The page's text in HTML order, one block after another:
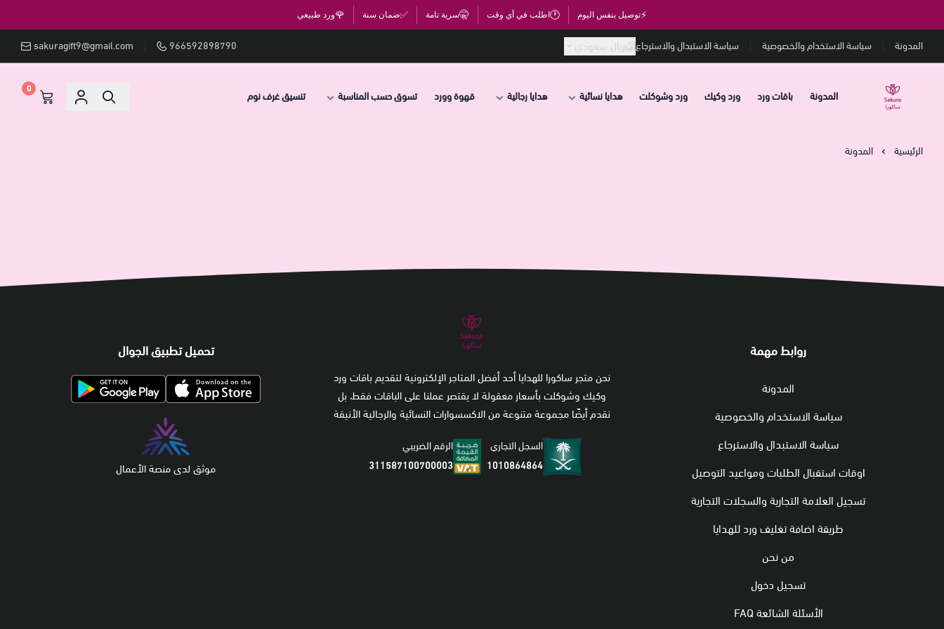
⚡توصيل بنفس اليوم 🕐 اطلب في أي وقت 🤫سرية تامة ✅ضمان سنة 🌹ورد طبيعي
المدونة سياسة الاستخدام والخصوصية سياسة الاستبدال والاسترجاع ريال سعودي 966592898790
sakuragift9@gmail.com
متجر ساكورا المدونة باقات ورد ورد وكيك ورد وشوكلت هدايا نسائية هدايا رجالية قهوة وورد تسوق حسب المناسبة تنسيق غرف نوم
0
الرئيسية المدونة
روابط مهمة
المدونة
سياسة الاستخدام والخصوصية
سياسة الاستبدال والاسترجاع
اوقات استقبال الطلبات ومواعيد التوصيل
تسجيل العلامة التجارية والسجلات التجارية
طريقة اضافة تغليف ورد للهدايا
من نحن
تسجيل دخول
الأسئلة الشائعة FAQ
نحن متجر ساكورا للهدايا أحد أفضل المتاجر الإلكترونية لتقديم باقات ورد
وكيك وشوكلت بأسعار معقولة لا يقتصر عملنا على الباقات فقط، بل
نقدم أيضًا مجموعة متنوعة من الاكسسوارات النسائية والرجالية الأنيقة
السجل التجاري
1010864864
الرقم الضريبي
311587100700003
تحميل تطبيق الجوال
موثق لدى منصة الأعمال